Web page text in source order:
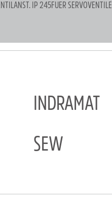
IP 245FUER SERVOVENTILE
INDRAMAT
SEW